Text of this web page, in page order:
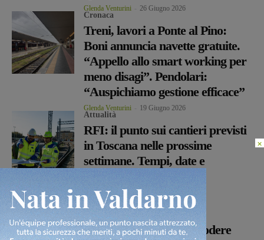
Glenda Venturini 26 Giugno 2026
Cronaca
Treni, lavori a Ponte al Pino:
Boni annuncia navette gratuite.
“Appello allo smart working per
meno disagi”. Pendolari:
“Auspichiamo gestione efficace”
Glenda Venturini 19 Giugno 2026
Attualità
RFI: il punto sui cantieri previsti
in Toscana nelle prossime
settimane. Tempi, date e
ripercussioni sugli orari
ferroviari
Glenda Venturini - 11 Maggio 2026
Attualità
Il Comitato Vittime di Podere
×